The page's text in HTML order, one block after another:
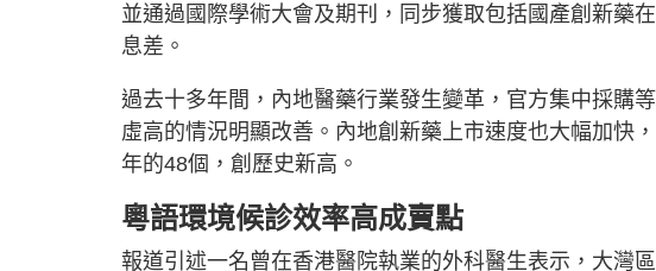
並通過國際學術大會及期刊，同步獲取包括國產創新藥
息差。
過去十多年間，內地醫藥行業發生變革，官方集中採購
虛高的情況明顯改善。內地創新藥上市速度也大幅加快
年的48個，創歷史新高。
粵語環境候診效率高成賣點
報道引述一名曾在香港醫院執業的外科醫生表示，大灣